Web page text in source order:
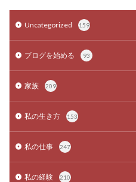
Uncategorized 159
ブログを始める 93
家族 209
私の生き方 153
私の仕事 247
私の経験 210